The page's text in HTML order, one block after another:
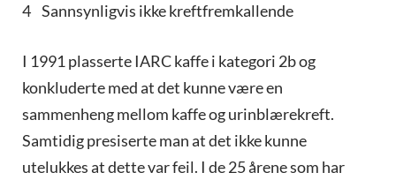
4 Sannsynligvis ikke kreftfremkallende
I 1991 plasserte IARC kaffe i kategori 2b og
konkluderte med at det kunne være en
sammenheng mellom kaffe og urinblærekreft.
Samtidig presiserte man at det ikke kunne
utelukkes at dette var feil. I de 25 årene som har